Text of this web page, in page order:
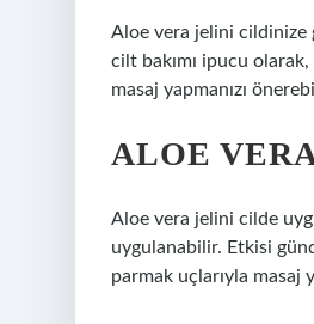
Aloe vera jelini cildinize
cilt bakımı ipucu
masaj yapmanızı
ALOE
Aloe vera jelini cilde
uygulanabilir. Etkisi
parmak uçlarıyla masaj